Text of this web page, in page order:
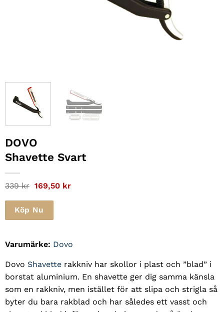
DOVO
Shavette Svart
339kr Det
ursprungliga
priset
var:
339 kr.
169,50 krDet
Köp Nu
Varumärke: Dovo
Dovo Shavetterakkniv har skollor i plast och ”blad” i
borstat aluminium. En shavette ger dig samma känsla
som en rakkniv, men istället för att slipa och strigla så
byter du bara rakblad och har således ett vasst och